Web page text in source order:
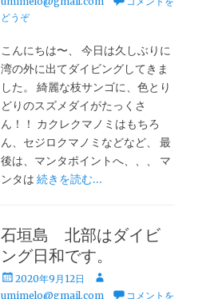
日
どうぞ
こんにちは〜、 今日は久しぶりに
湾の外に出てダイビングしてきま
した。 綺麗な枝サンゴに、色とり
どりのスズメダイがたっくさ
ん！！ カクレクマノミはもちろ
ん、セジロクマノミなどなど、 最
後は、マンタポイントへ、、、 マ
ンタは続きを読む…
石垣島 北部はダイビ
ング日和です。
投
稿
2020年9月12日
投
稿
umimelo@gmail.com コメントを